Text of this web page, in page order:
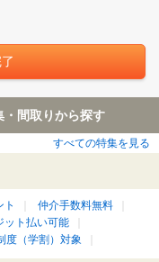
・間取りから探す
すべての特集を見る
ト
仲介手数料無料
ット払い可能
度（学割）対象